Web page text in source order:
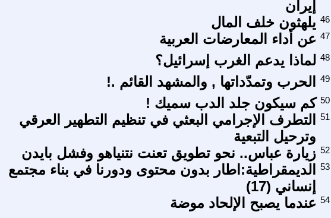
إيران
يلهثون خلف المال 46
عن أداء المعارضات العربية 47
لماذا يدعم الغرب إسرائيل؟ 48
الحرب وتمدّداتها , والمشهد القائم .! 49
كم سيكون جلد الدب سميك ! 50
التطرف الإجرامي البعثي في تنظيم التطهير العرقي
وترحيل التبعية
51
زيارة عباس.. نحو تطويق تعنت نتنياهو وفشل بايدن 52
الديمقراطية:اطار بدون محتوى ودورنا في بناء مجتمع
إنساني (17)
53
عندما يصبح الإلحاد موضة 54